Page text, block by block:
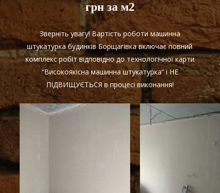
грн за м2
Зверніть увагу! Вартість роботи машинна
штукатурка будинків Борщагівка включає повний
комплекс робіт відповідно до технологічної карти
“Високоякісна машинна штукатурка” і НЕ
ПІДВИЩУЄТЬСЯ в процесі виконання!